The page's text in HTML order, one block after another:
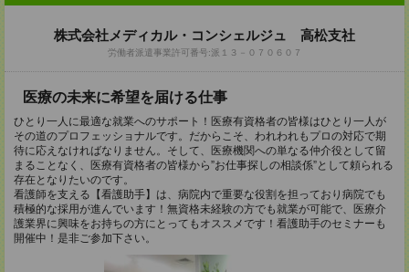
株式会社メディカル・コンシェルジュ 高松支社
労働者派遣事業許可番号:派１３－０７０６０７
医療の未来に希望を届ける仕事
ひとり一人に最適な就業へのサポート！医療有資格者の皆様はひとり一人が
その道のプロフェッショナルです。だからこそ、われわれもプロの対応で期
待に応えなければなりません。そして、医療機関への単なる仲介役として留
まることなく、医療有資格者の皆様から”お仕事探しの相談係”として頼られる
存在となりたいのです。
看護師を支える【看護助手】は、病院内で重要な役割を担っており病院でも
積極的な採用が進んでいます！無資格未経験の方でも就業が可能で、医療介
護業界に興味をお持ちの方にとってもオススメです！看護助手のセミナーも
開催中！是非ご参加下さい。